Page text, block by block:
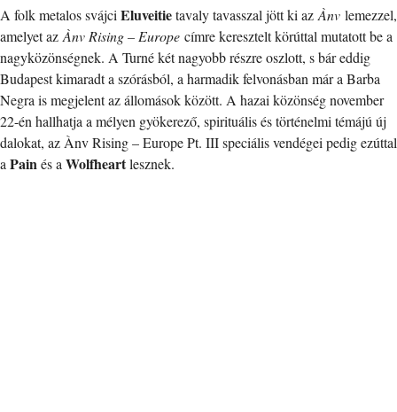
A folk metalos svájci Eluveitietavaly tavasszal jött ki az Ànv lemezzel,
amelyet az Ànv Rising – Europe címre keresztelt körúttal mutatott be a
nagyközönségnek. A Turné két nagyobb részre oszlott, s bár eddig
Budapest kimaradt a szórásból, a harmadik felvonásban már a Barba
Negra is megjelent az állomások között. A hazai közönség november
22-én hallhatja a mélyen gyökerező, spirituális és történelmi témájú új
dalokat, az Ànv Rising – Europe Pt. III speciális vendégei pedig ezúttal
a Painés a Wolfheartlesznek.